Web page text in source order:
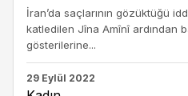
İran’da saçlarının gözüktüğü
katledilen Jîna Amînî ardından
gösterilerine...
29 Eylül 2022